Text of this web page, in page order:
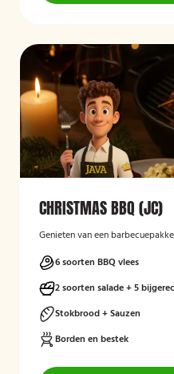
CHRISTMAS BBQ (JC)
Genieten van een
6 soorten BBQ vlees
2 soorten salade + 5
Stokbrood + Sauzen
Borden en bestek